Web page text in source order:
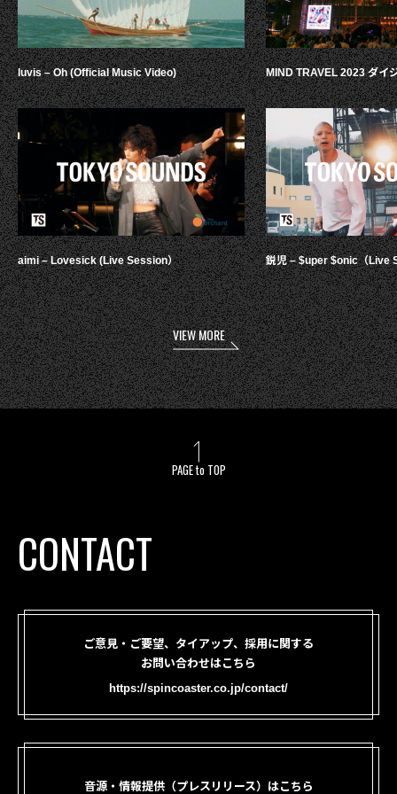
luvis – Oh (Official Music Video)
aimi – Lovesick (Live Session）
MIND TRAVEL 2023 ダイ
鋭児 – $uper $onic（Live
VIEW MORE
PAGE to TOP
CONTACT
ご意見・ご要望、タイアップ、採用に関する
お問い合わせはこちら
https://spincoaster.co.jp/contact/
音源・情報提供（プレスリリース）はこちら